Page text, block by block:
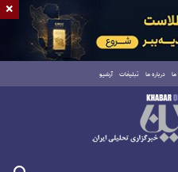
درباره ما تبلیغات آرشیو
×